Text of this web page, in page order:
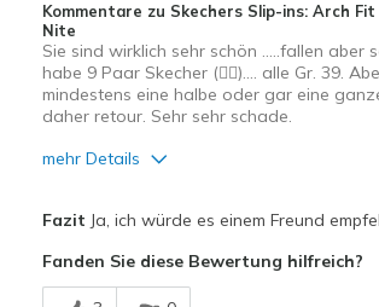
Kommentare zu Skechers Slip-ins: Arch
Nite
Sie sind wirklich sehr schön .....fallen aber
habe 9 Paar Skecher (🤷‍♀️).... alle Gr. 39.
mindestens eine halbe oder gar eine
daher retour. Sehr sehr schade.
mehr Details
Geeignete Verwendung
Fazit Ja, ich würde es einem Freund
Fanden Sie diese Bewertung hilfreich?